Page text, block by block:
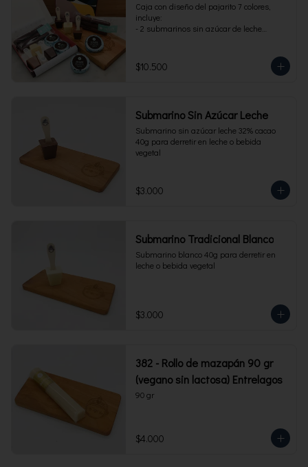
Caja con diseño del pajarito 7 colores,
incluye:
- 2 submarinos sin azúcar de leche
$10.500
Submarino Sin Azúcar Leche
Submarino sin azúcar leche 32% cacao
40g para derretir en leche o bebida
vegetal
$3.000
Submarino Tradicional Blanco
Submarino blanco 40g para derretir en
leche o bebida vegetal
$3.000
382 - Rollo de mazapán 90 gr
(vegano sin lactosa) Entrelagos
90 gr
$4.000